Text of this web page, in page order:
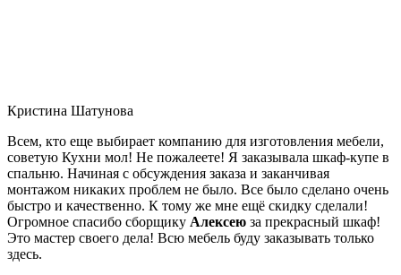
Кристина Шатунова
Всем, кто еще выбирает компанию для изготовления мебели,
советую Кухни мол! Не пожалеете! Я заказывала шкаф-купе в
спальню. Начиная с обсуждения заказа и заканчивая
монтажом никаких проблем не было. Все было сделано очень
быстро и качественно. К тому же мне ещё скидку сделали!
Огромное спасибо сборщику Алексею за прекрасный шкаф!
Это мастер своего дела! Всю мебель буду заказывать только
здесь.